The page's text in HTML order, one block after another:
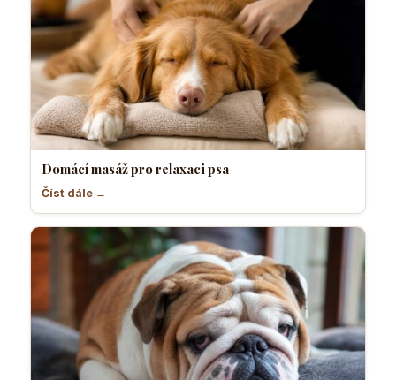
Domácí masáž pro relaxaci psa
Číst dále →